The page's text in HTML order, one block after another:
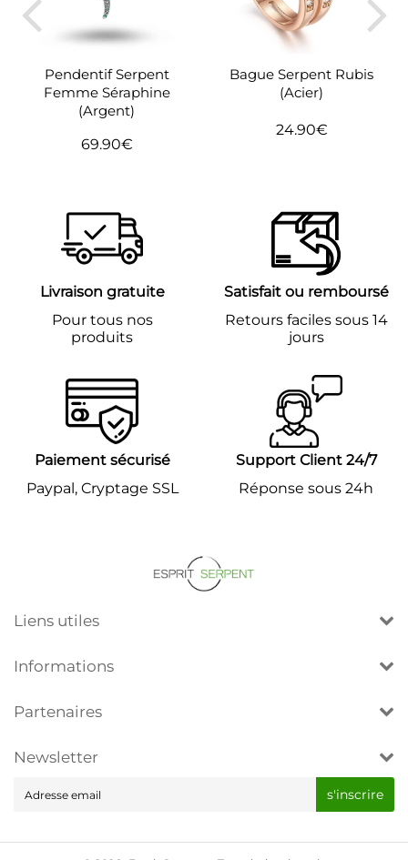
Pendentif Serpent
Femme Séraphine
(Argent)
Prix
69.90€
Bague Serpent Rubis
(Acier)
Prix
24.90€
Livraison gratuite
Pour tous nos
produits
Satisfait ou remboursé
Retours faciles sous 14
jours
Paiement sécurisé
Paypal, Cryptage SSL
Support Client 24/7
Réponse sous 24h
Liens utiles
Informations
Partenaires
Newsletter
mail
s'inscrire